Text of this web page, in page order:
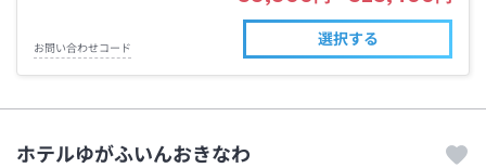
お問い合わせコード
選択する
ホテルゆがふいんおきなわ